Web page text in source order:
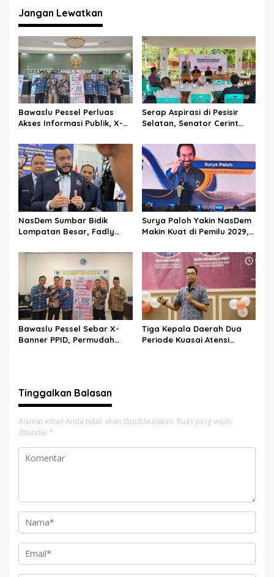
g
a
s
i
p
o
s
Jangan Lewatkan
Bawaslu Pessel Perluas
Akses Informasi Publik, X-
Titik
Serap Aspirasi di Pesisir
Selatan, Senator Cerint
hingga Kurikulum Merdeka
NasDem Sumbar Bidik
Lompatan Besar, Fadly
dengan Kader Berkualitas
Surya Paloh Yakin NasDem
Makin Kuat di Pemilu 2029,
Garda Pemuda
Bawaslu Pessel Sebar X-
Banner PPID, Permudah
Tiga Kepala Daerah Dua
Periode Kuasai Atensi
Tinggalkan Balasan
Alamat email Anda tidak akan dipublikasikan. Ruas yang wajib
ditandai *